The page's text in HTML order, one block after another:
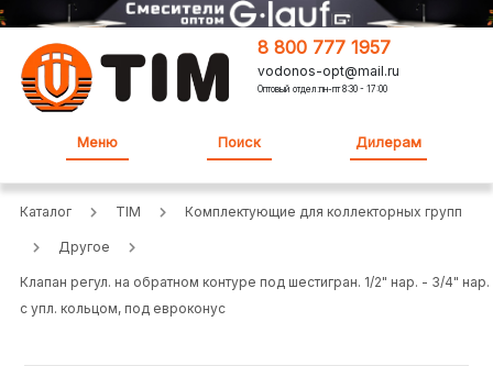
8 800 777 1957
vodonos-opt@mail.ru
Оптовый отдел:пн-пт 8:30 - 17:00
Меню Поиск Дилерам
Каталог TIM Комплектующие для коллекторных групп
Другое
Клапан регул. на обратном контуре под шестигран. 1/2" нар. - 3/4" нар.
с упл. кольцом, под евроконус